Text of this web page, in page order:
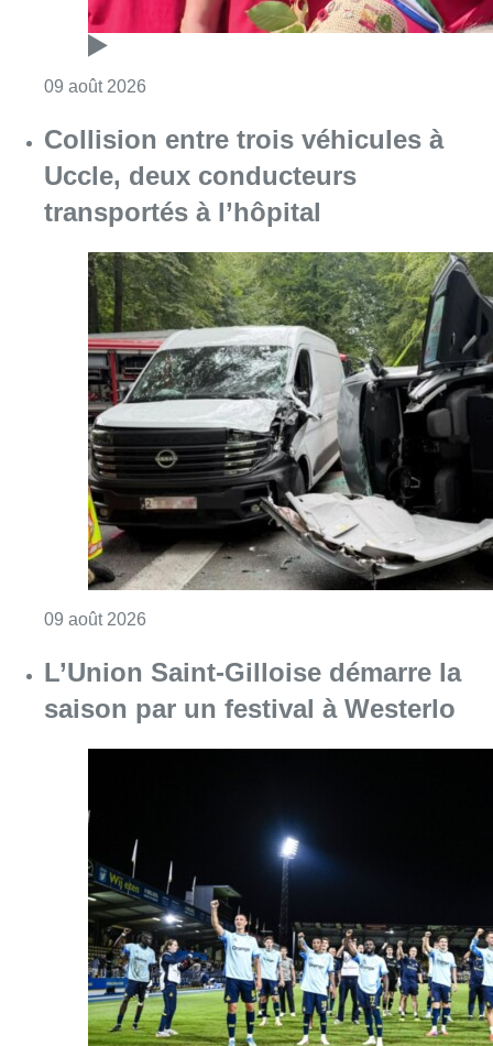
09 août 2026
Collision entre trois véhicules à
Uccle, deux conducteurs
transportés à l’hôpital
09 août 2026
L’Union Saint-Gilloise démarre la
saison par un festival à Westerlo